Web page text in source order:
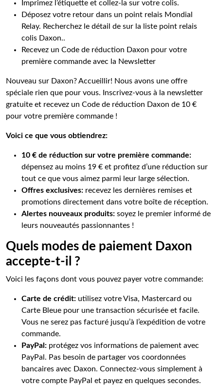
Imprimez l’étiquette et collez-la sur votre colis.
Déposez votre retour dans un point relais Mondial
Relay. Recherchez le détail de sur la liste point relais
colis Daxon..
Recevez un Code de réduction Daxon pour votre
première commande avec la Newsletter
Nouveau sur Daxon? Accueillir! Nous avons une offre
spéciale rien que pour vous. Inscrivez-vous à la newsletter
gratuite et recevez un Code de réduction Daxon de 10 €
pour votre première commande !
Voici ce que vous obtiendrez:
10 € de réduction sur votre première commande:
dépensez au moins 19 € et profitez d’une réduction sur
tout ce que vous aimez parmi leur large sélection.
Offres exclusives: recevez les dernières remises et
promotions directement dans votre boîte de réception.
Alertes nouveaux produits: soyez le premier informé de
leurs nouveautés passionnantes !
Quels modes de paiement Daxon
accepte-t-il ?
Voici les façons dont vous pouvez payer votre commande:
Carte de crédit: utilisez votre Visa, Mastercard ou
Carte Bleue pour une transaction sécurisée et facile.
Vous ne serez pas facturé jusqu’à l’expédition de votre
commande.
PayPal: protégez vos informations de paiement avec
PayPal. Pas besoin de partager vos coordonnées
bancaires avec Daxon. Connectez-vous simplement à
votre compte PayPal et payez en quelques secondes.